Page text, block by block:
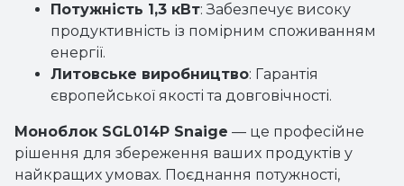
Потужність 1,3 кВт: Забезпечує високу
продуктивність із помірним споживанням
енергії.
Литовське виробництво: Гарантія
європейської якості та довговічності.
Моноблок SGL014P Snaige — це професійне
рішення для збереження ваших продуктів у
найкращих умовах. Поєднання потужності,